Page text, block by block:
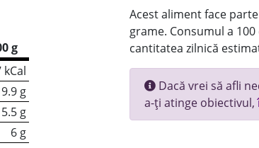
g
kCal
g
5.5 g
6 g
Acest aliment face
grame. Consumul a
cantitatea zilnică
Dacă vrei să afli
a-ți atinge obiectivul,